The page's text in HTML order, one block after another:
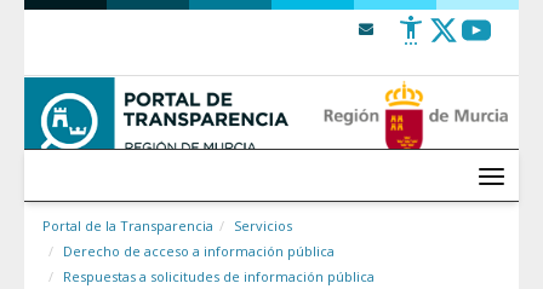
Saltar al contenido
Menú
Portal de la Transparencia
Servicios
Derecho de acceso a información pública
Respuestas a solicitudes de información pública